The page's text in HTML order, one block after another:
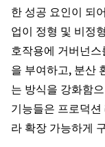
한 성공 요인이 되
업이 정형 및 비정
호작용에 거버넌
을 부여하고, 분산
는 방식을 강화함
기능들은 프로덕
라 확장 가능하게